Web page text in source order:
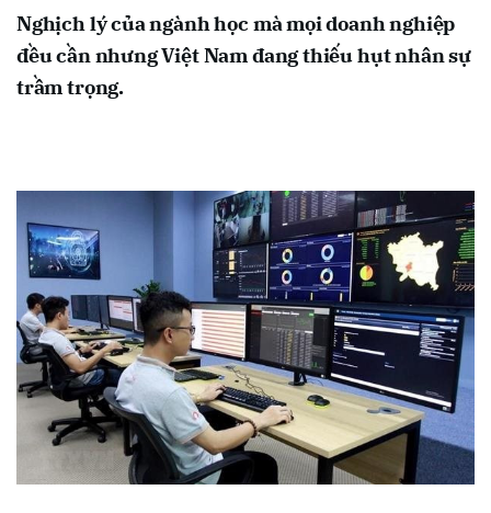
Nghịch lý của ngành học mà mọi doanh nghiệp
đều cần nhưng Việt Nam đang thiếu hụt nhân sự
trầm trọng.